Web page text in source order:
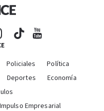
Policiales
Política
Deportes
Economía
Impulso Empresarial